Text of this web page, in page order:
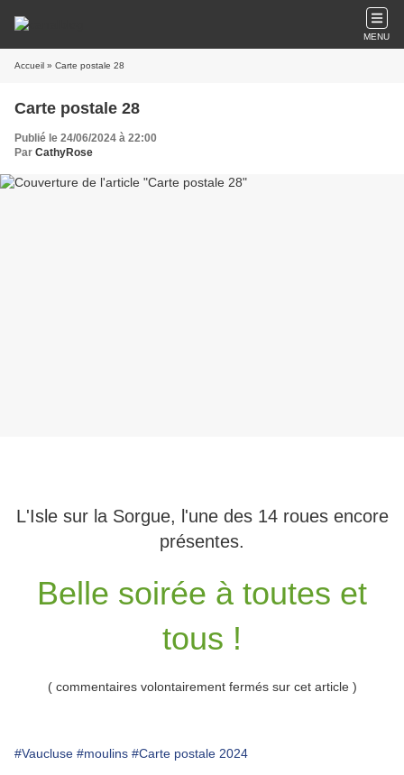
MENU
Accueil » Carte postale 28
Carte postale 28
Publié le 24/06/2024 à 22:00
Par CathyRose
L'Isle sur la Sorgue, l'une des 14 roues encore
présentes.
Belle soirée à toutes et
tous !
( commentaires volontairement fermés sur cet article )
#Vaucluse #moulins #Carte postale 2024